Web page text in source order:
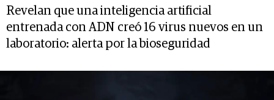
Revelan que una inteligencia artificial
entrenada con ADN creó 16 virus nuevos en un
laboratorio: alerta por la bioseguridad